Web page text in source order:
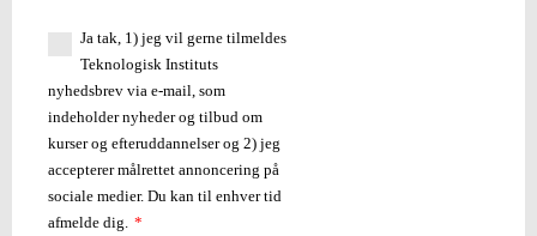
Ja tak, 1) jeg vil gerne tilmeldes
Teknologisk Instituts
nyhedsbrev via e-mail, som
indeholder nyheder og tilbud om
kurser og efteruddannelser og 2) jeg
accepterer målrettet annoncering på
sociale medier. Du kan til enhver tid
afmelde dig. *